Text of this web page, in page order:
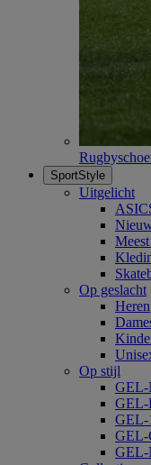
SportStyle
Uitgelicht
Op geslacht
Heren
Op stijl